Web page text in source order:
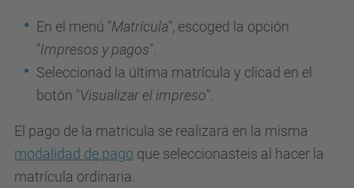
En el menú "Matrícula", escoged la opción
"Impresos y pagos".
Seleccionad la última matrícula y clicad en el
botón "Visualizar el impreso".
El pago de la matrícula se realizará en la misma
modalidad de pago que seleccionasteis al hacer la
matrícula ordinaria.